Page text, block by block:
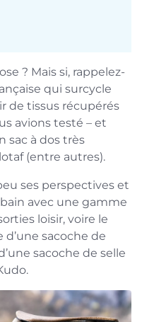
? Mais si, rappelez-
qui surcycle
de tissus récupérés
avions testé – et
sac à dos très
(entre autres).
ses perspectives et
avec une gamme
loisir, voire le
d’une sacoche de
sacoche de selle